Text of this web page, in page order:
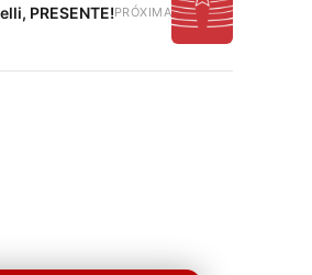
PRÓXIMA
PRESENTE!